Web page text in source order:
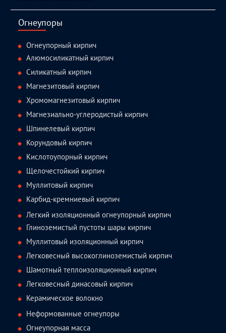
Огнеупоры
Огнеупорный кирпич
Алюмосиликатный кирпич
Силикатный кирпич
Магнезитовый кирпич
Хромомагнезитовый кирпич
Магнезиально-углеродистый кирпич
Шпинелевый кирпич
Корундовый кирпич
Кислотоупорный кирпич
Щелочестойкий кирпич
Муллитовый кирпич
Карбид-кремниевый кирпич
Легкий изоляционный огнеупорный кирпич
Глиноземистый пустоты шары кирпич
Муллитовый изоляционный кирпич
Легковесный высокоглиноземистый кирпич
Шамотный теплоизоляционный кирпич
Легковесный динасовый кирпич
Керамическое волокно
Неформованные огнеупоры
Огнеупорная масса